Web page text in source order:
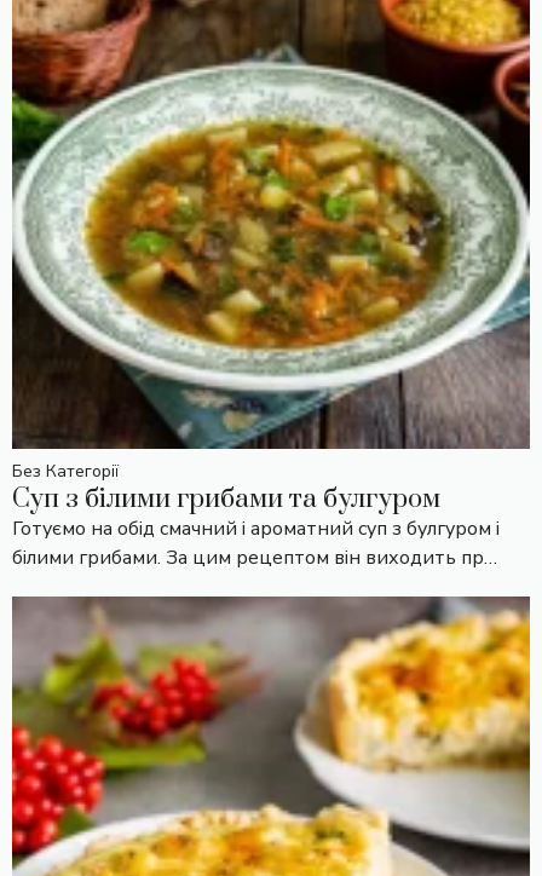
Без Категорії
Суп з білими грибами та булгуром
Готуємо на обід смачний і ароматний суп з булгуром і
білими грибами. За цим рецептом він виходить пр…